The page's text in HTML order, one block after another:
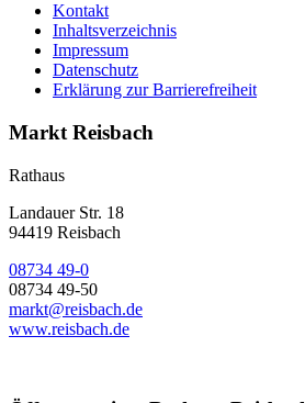
Kontakt
Inhaltsverzeichnis
Impressum
Datenschutz
Erklärung zur Barrierefreiheit
Markt Reisbach
Rathaus
Landauer Str. 18
94419 Reisbach
08734 49-0
08734 49-50
markt@reisbach.de
www.reisbach.de